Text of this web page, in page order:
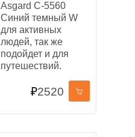
Asgard С-5560
Синий темный W
для активных
людей, так же
подойдет и для
путешествий.
₽2520